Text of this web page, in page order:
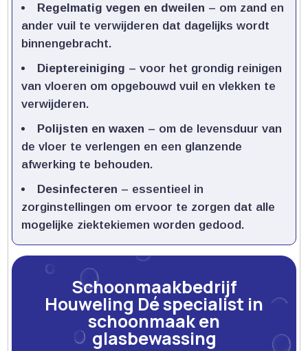
Regelmatig vegen en dweilen – om zand en
ander vuil te verwijderen dat dagelijks wordt
binnengebracht.​
Dieptereiniging – voor het grondig reinigen
van vloeren om opgebouwd vuil en vlekken te
verwijderen.​
Polijsten en waxen – om de levensduur van
de vloer te verlengen en een glanzende
afwerking te behouden.​
Desinfecteren – essentieel in
zorginstellingen om ervoor te zorgen dat alle
mogelijke ziektekiemen worden gedood.​
Schoonmaakbedrijf
Houweling Dé specialist in
schoonmaak en
glasbewassing